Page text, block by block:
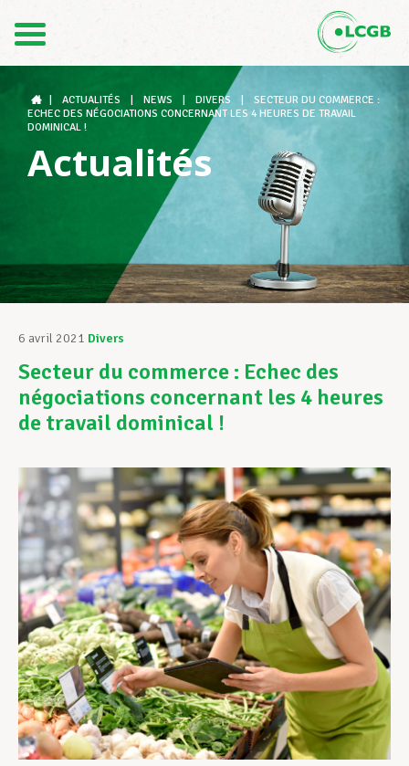
DE
Le LCGB
Structures syndicales
Assistance au Travail
Vos droits
Développement professionnel
Devenir Membre
Actualités
ACTUALITÉS NEWS DIVERS
SECTEUR DU COMMERCE :
ECHEC DES NÉGOCIATIONS CONCERNANT LES 4 HEURES DE TRAVAIL
DOMINICAL !
Actualités
6 avril 2021 Divers
Secteur du commerce : Echec des
négociations concernant les 4 heures
de travail dominical !